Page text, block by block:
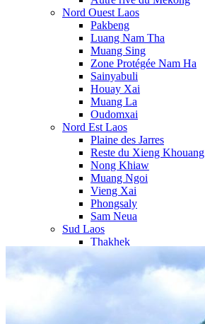
Nord Ouest Laos
Pakbeng
Luang Nam Tha
Muang Sing
Zone Protégée Nam Ha
Sainyabuli
Houay Xai
Muang La
Oudomxai
Nord Est Laos
Plaine des Jarres
Reste du Xieng Khouang
Nong Khiaw
Muang Ngoi
Vieng Xai
Phongsaly
Sam Neua
Sud Laos
Thakhek
Savannakhet
Khammouane
Salavan